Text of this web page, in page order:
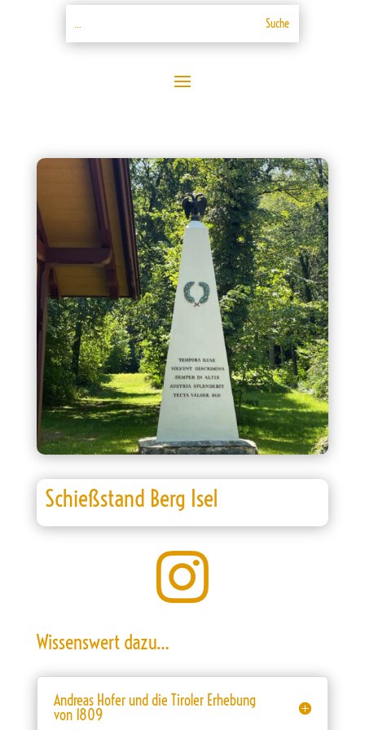
Schießstand Berg Isel

Wissenswert dazu…
Andreas Hofer und die Tiroler Erhebung
von 1809